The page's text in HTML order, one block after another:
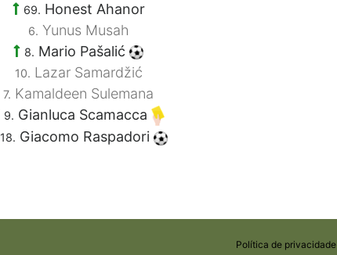
69. Honest Ahanor
6. Yunus Musah
8. Mario Pašalić
10. Lazar Samardžić
7. Kamaldeen Sulemana
9. Gianluca Scamacca
18. Giacomo Raspadori
Política de privacidade